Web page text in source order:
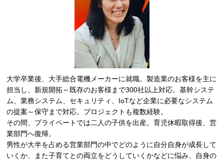
大学卒業後、大手総合電機メーカーに就職。製造業のお客様を主に
担当し、新規開拓～既存のお客様まで300社以上対応。基幹システ
ム、業務システム、セキュリティ、IoTなど企業に必要なシステム
の提案～保守まで対応。プロジェクトも複数経験。
その間、プライペートでは二人の子供を出産。育児休暇取得後、営
業部門へ復帰。
男性が大半を占める営業部門の中でどのように自分自身が成長して
いくか、また子育てとの両立をどうしていくかなどに悩み、自身の